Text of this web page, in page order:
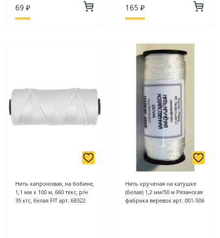
69 ₽ 165 ₽
Нить капроновая, на бобине,
1,1 мм х 100 м, 660 текс, р/н
35 кгс, белая FIT арт. 68322
Нить крученая на катушке
(белая) 1,2 мм/50 м Рязанская
фабрика веревок арт. 001-50б